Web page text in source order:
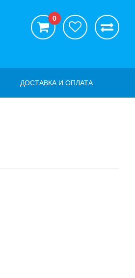
0
ДОСТАВКА И ОПЛАТА